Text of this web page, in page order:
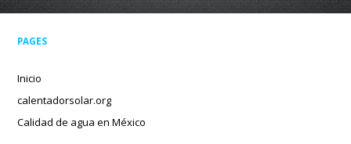
PAGES
Inicio
calentadorsolar.org
Calidad de agua en México